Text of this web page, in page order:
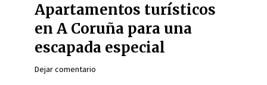
Apartamentos turísticos
en A Coruña para una
escapada especial
Dejar comentario